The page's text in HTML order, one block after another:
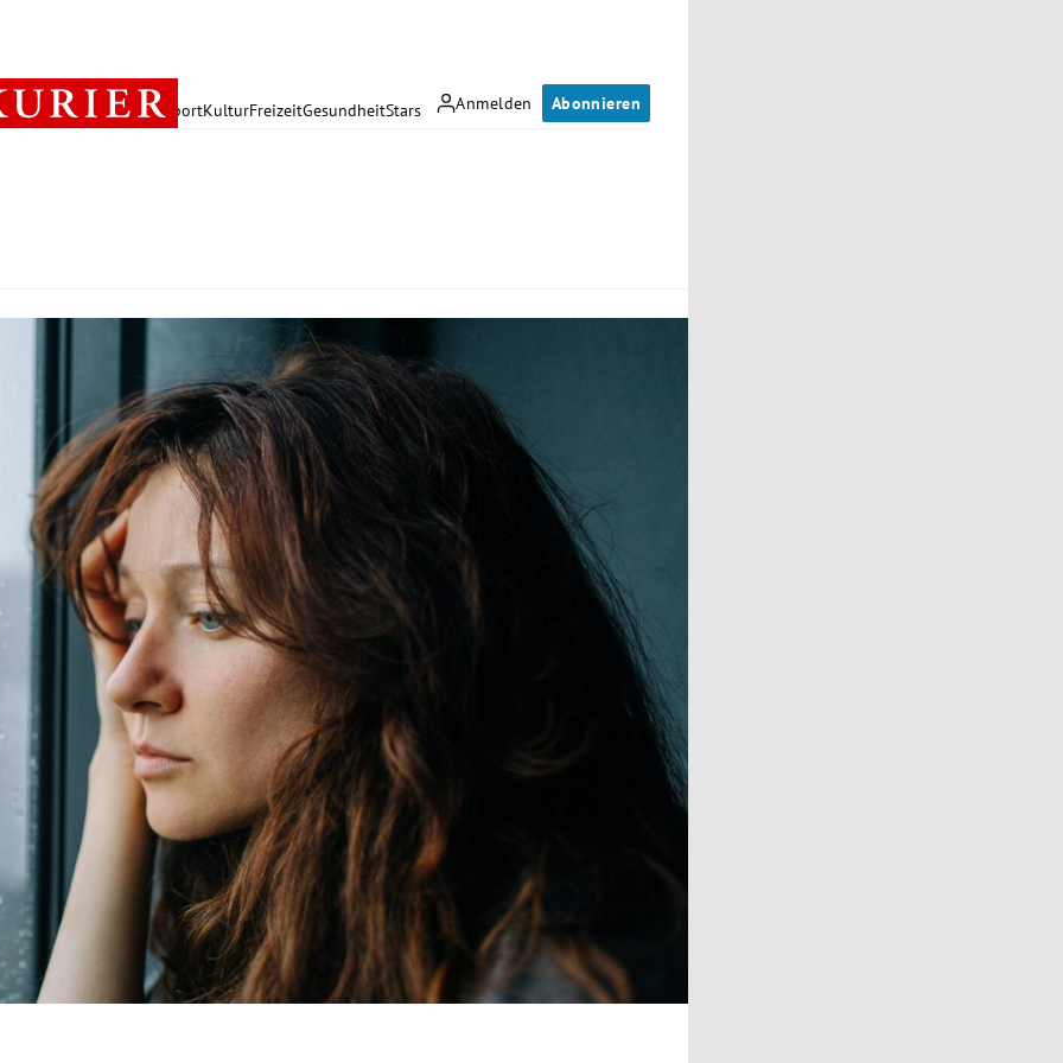
Anmelden Abonnieren
PolitikWirtschaft SportKulturFreizeitGesundheitStars